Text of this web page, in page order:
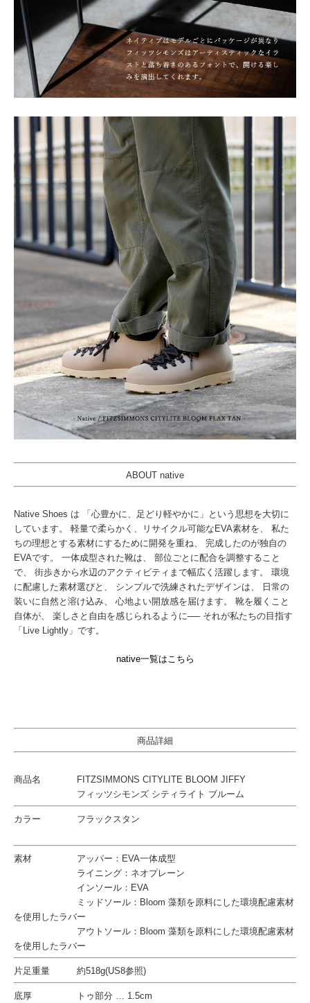
ABOUT native
Native Shoes は 「心豊かに、足どり軽やかに」という思想を大切に
しています。 軽量で柔らかく、リサイクル可能なEVA素材を、 私た
ちの理想とする素材にするために開発を重ね、 完成したのが独自の
EVAです。 一体成型された靴は、 部位ごとに配合を調整すること
で、 街歩きから水辺のアクティビティまで幅広く活躍します。 環境
に配慮した素材選びと、 シンプルで洗練されたデザインは、 日常の
装いに自然と溶け込み、 心地よい開放感を届けます。 靴を履くこと
自体が、 楽しさと自由を感じられるように── それが私たちの目指す
「Live Lightly」です。
native一覧はこちら
商品詳細
商品名 FITZSIMMONS CITYLITE BLOOM JIFFY
フィッツシモンズ シティライト ブルーム
カラー フラックスタン
素材 アッパー：EVA一体成型
ライニング：ネオプレーン
インソール：EVA
ミッドソール：Bloom 藻類を原料にした環境配慮素材
を使用したラバー
アウトソール：Bloom 藻類を原料にした環境配慮素材
を使用したラバー
片足重量 約518g(US8参照)
底厚 トゥ部分 … 1.5cm